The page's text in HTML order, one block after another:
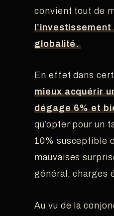
convient tout de
l’investissement
globalité.
En effet dans
mieux acquérir
dégage 6% et
qu’opter pour un
10% susceptible
mauvaises
général, charges
Au vu de la